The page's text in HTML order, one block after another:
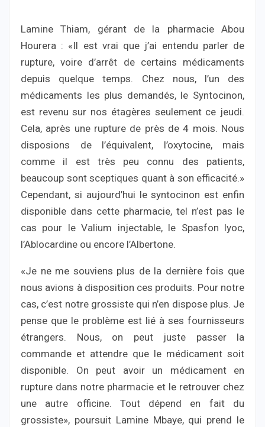
Lamine Thiam, gérant de la pharmacie Abou
Hourera : «Il est vrai que j’ai entendu parler de
rupture, voire d’arrêt de certains médicaments
depuis quelque temps. Chez nous, l’un des
médicaments les plus demandés, le Syntocinon,
est revenu sur nos étagères seulement ce jeudi.
Cela, après une rupture de près de 4 mois. Nous
disposions de l’équivalent, l’oxytocine, mais
comme il est très peu connu des patients,
beaucoup sont sceptiques quant à son efficacité.»
Cependant, si aujourd’hui le syntocinon est enfin
disponible dans cette pharmacie, tel n’est pas le
cas pour le Valium injectable, le Spasfon lyoc,
l’Ablocardine ou encore l’Albertone.
«Je ne me souviens plus de la dernière fois que
nous avions à disposition ces produits. Pour notre
cas, c’est notre grossiste qui n’en dispose plus. Je
pense que le problème est lié à ses fournisseurs
étrangers. Nous, on peut juste passer la
commande et attendre que le médicament soit
disponible. On peut avoir un médicament en
rupture dans notre pharmacie et le retrouver chez
une autre officine. Tout dépend en fait du
grossiste», poursuit Lamine Mbaye, qui prend le